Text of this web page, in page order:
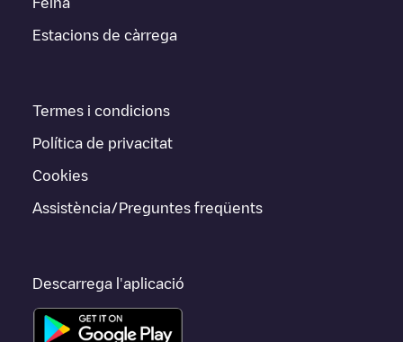
Estacions de càrrega
Termes i condicions
Política de privacitat
Cookies
Assistència/Preguntes freqüents
Descarrega l'aplicació